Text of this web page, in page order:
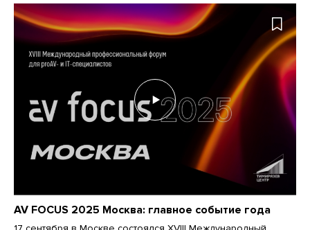
AV FOCUS 2025 Москва: главное событие года